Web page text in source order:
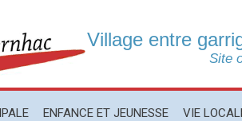
Village entre
Site
ENFANCE ET JEUNESSE VIE
ENFANCE ET JEUNESSE VIE LOCALE